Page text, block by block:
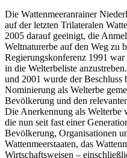
Die Wattenmeeranrainer
auf der letzten Trilateralen
2005 darauf geeinigt, die
Weltnaturerbe auf den Weg zu
Regierungskonferenz 1991
in die Welterbeliste
und 2001 wurde der
Nominierung als Welterbe
Bevölkerung und den
Die Anerkennung als Welterbe
die nun seit fast einer
Bevölkerung, Organisationen
Wattenmeerstaaten, das
Wirtschaftsweisen –